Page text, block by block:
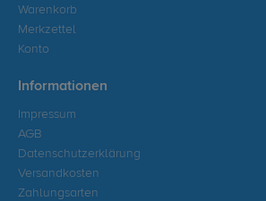
Warenkorb
Merkzettel
Konto
Informationen
Impressum
AGB
Datenschutzerklärung
Versandkosten
Zahlungsarten